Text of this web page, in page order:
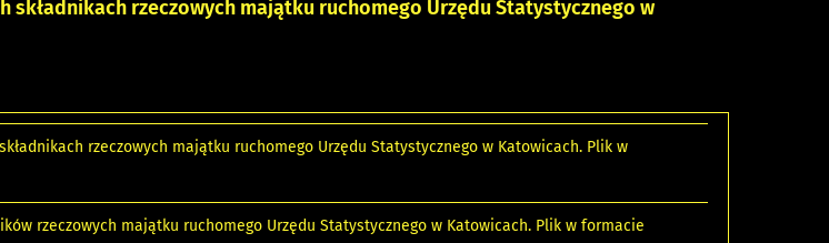
składnikach rzeczowych majątku ruchomego Urzędu Statystycznego w
rzeczowych majątku ruchomego Urzędu Statystycznego w Katowicach. Plik w
rzeczowych majątku ruchomego Urzędu Statystycznego w Katowicach. Plik w formacie